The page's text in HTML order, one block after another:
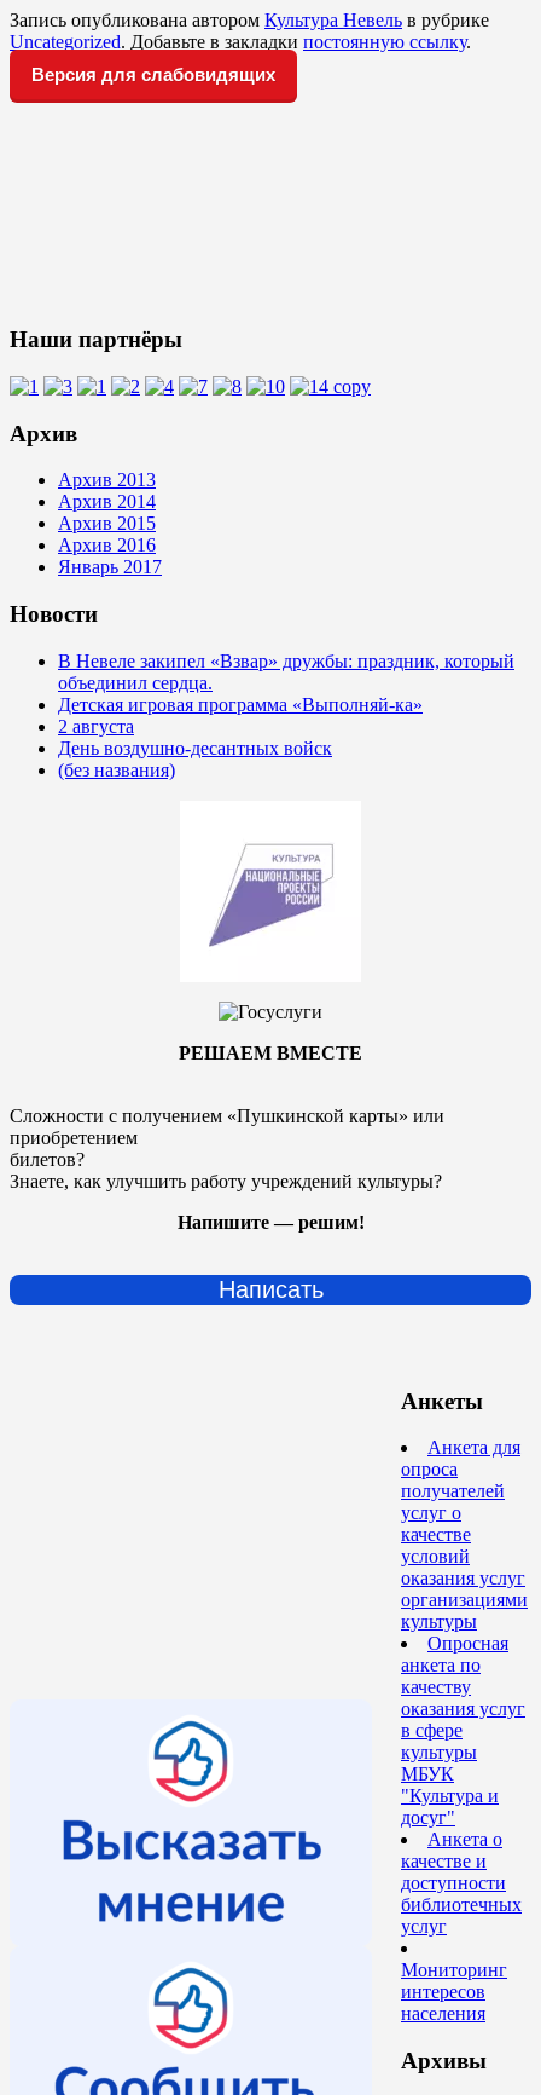
Запись опубликована автором Культура Невель в рубрике
Uncategorized. Добавьте в закладки постоянную ссылку.
Версия для слабовидящих
Наши партнёры
Архив
Архив 2013
Архив 2014
Архив 2015
Архив 2016
Январь 2017
Новости
В Невеле закипел «Взвар» дружбы: праздник, который
объединил сердца.
Детская игровая программа «Выполняй-ка»
2 августа
День воздушно-десантных войск
(без названия)
РЕШАЕМ ВМЕСТЕ
Сложности с получением «Пушкинской карты» или
приобретением
билетов?
Знаете, как улучшить работу учреждений культуры?
Напишите — решим!
Написать
Анкеты
Анкета для
опроса
получателей
услуг о
качестве
условий
оказания услуг
организациями
культуры
Опросная
анкета по
качеству
оказания услуг
в сфере
культуры
МБУК
"Культура и
досуг"
Анкета о
качестве и
доступности
библиотечных
услуг
Мониторинг
интересов
населения
Архивы